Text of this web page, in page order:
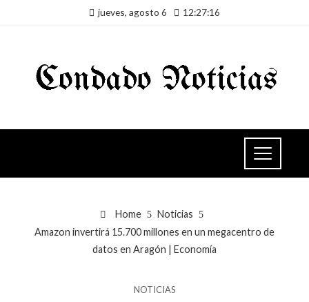
jueves, agosto 6 12:27:17
Home
Noticias
Amazon invertirá 15.700 millones en un megacentro de
datos en Aragón | Economía
NOTICIAS